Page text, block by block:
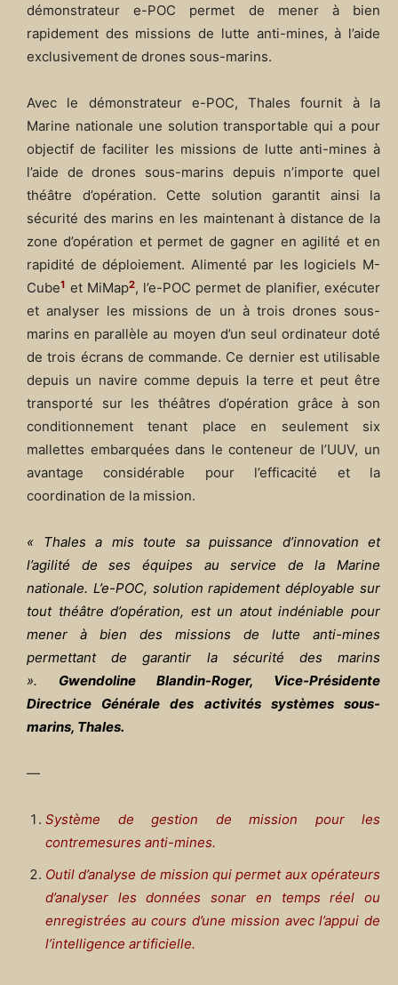
démonstrateur e-POC permet de mener à bien
rapidement des missions de lutte anti-mines, à l’aide
exclusivement de drones sous-marins.
Avec le démonstrateur e-POC, Thales fournit à la
Marine nationale une solution transportable qui a pour
objectif de faciliter les missions de lutte anti-mines à
l’aide de drones sous-marins depuis n’importe quel
théâtre d’opération. Cette solution garantit ainsi la
sécurité des marins en les maintenant à distance de la
zone d’opération et permet de gagner en agilité et en
rapidité de déploiement. Alimenté par les logiciels M-
Cube1 et MiMap2, l’e-POC permet de planifier, exécuter
et analyser les missions de un à trois drones sous-
marins en parallèle au moyen d’un seul ordinateur doté
de trois écrans de commande. Ce dernier est utilisable
depuis un navire comme depuis la terre et peut être
transporté sur les théâtres d’opération grâce à son
conditionnement tenant place en seulement six
mallettes embarquées dans le conteneur de l’UUV, un
avantage considérable pour l’efficacité et la
coordination de la mission.
« Thales a mis toute sa puissance d’innovation et
l’agilité de ses équipes au service de la Marine
nationale. L’e-POC, solution rapidement déployable sur
tout théâtre d’opération, est un atout indéniable pour
mener à bien des missions de lutte anti-mines
permettant de garantir la sécurité des marins
». Gwendoline Blandin-Roger, Vice-Présidente
Directrice Générale des activités systèmes sous-
marins, Thales.
—
Système de gestion de mission pour les
contremesures anti-mines.
Outil d’analyse de mission qui permet aux opérateurs
d’analyser les données sonar en temps réel ou
enregistrées au cours d’une mission avec l’appui de
l’intelligence artificielle.